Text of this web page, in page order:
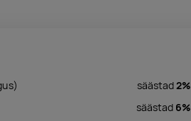
säästad 2%
säästad 6%